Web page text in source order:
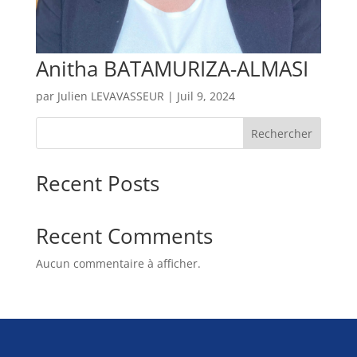
Anitha BATAMURIZA-ALMASI
par Julien LEVAVASSEUR | Juil 9, 2024
Rechercher
Recent Posts
Recent Comments
Aucun commentaire à afficher.